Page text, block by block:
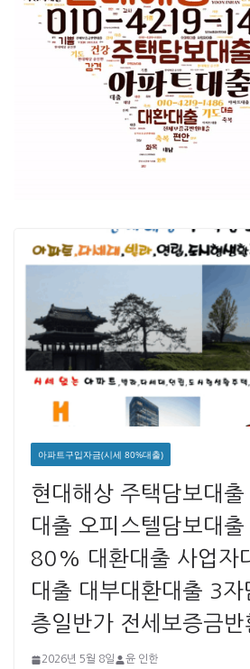
아파트구입자금(시세 80%대출)
현대해상 주택담보대
대출 오피스텔담보대
80% 대환대출 사업자
대출 대부대환대출 3자
층일반가 전세보증금반
2026년 5월 8일 윤 인한